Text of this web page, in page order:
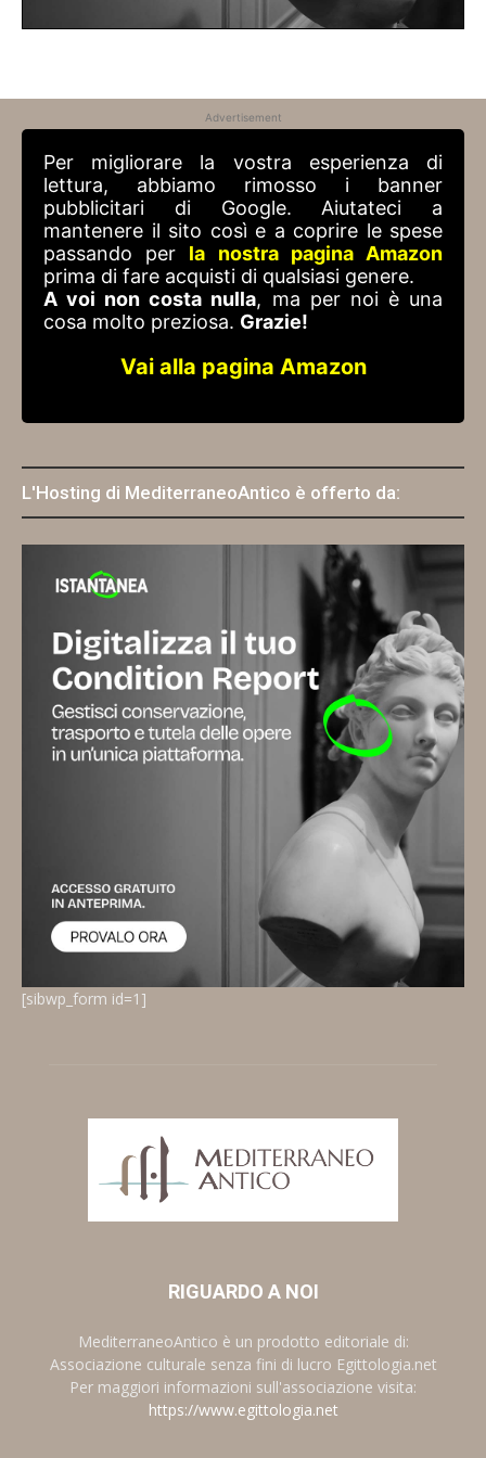
Advertisement
Per migliorare la vostra esperienza di
lettura, abbiamo rimosso i banner
pubblicitari di Google. Aiutateci a
mantenere il sito così e a coprire le spese
passando per la nostra pagina Amazon
prima di fare acquisti di qualsiasi genere.
A voi non costa nulla, ma per noi è una
cosa molto preziosa. Grazie!
Vai alla pagina Amazon
L'Hosting di MediterraneoAntico è offerto da:
[sibwp_form id=1]
RIGUARDO A NOI
MediterraneoAntico è un prodotto editoriale di:
Associazione culturale senza fini di lucro Egittologia.net
Per maggiori informazioni sull'associazione visita:
https://www.egittologia.net